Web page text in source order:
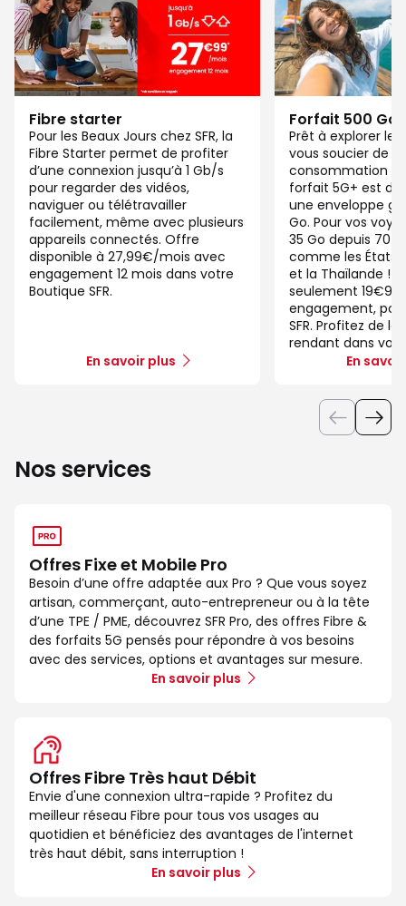
Fibre starter
Pour les Beaux Jours chez SFR, la
Fibre Starter permet de profiter
d’une connexion jusqu’à 1 Gb/s
pour regarder des vidéos,
naviguer ou télétravailler
facilement, même avec plusieurs
appareils connectés. Offre
disponible à 27,99€/mois avec
engagement 12 mois dans votre
Boutique SFR.
En savoir plus
Forfait 500 Go
Prêt à explorer le
vous soucier de
consommation
forfait 5G+ est
une enveloppe
Go. Pour vos
35 Go depuis 70
comme les États-
et la Thaïlande !
seulement
engagement,
SFR. Profitez de
rendant dans
En
Nos services
Offres Fixe et Mobile Pro
Besoin d’une offre adaptée aux Pro ? Que vous soyez
artisan, commerçant, auto-entrepreneur ou à la tête
d’une TPE / PME, découvrez SFR Pro, des offres Fibre &
des forfaits 5G pensés pour répondre à vos besoins
avec des services, options et avantages sur mesure.
En savoir plus
Offres Fibre Très haut Débit
Envie d'une connexion ultra-rapide ? Profitez du
meilleur réseau Fibre pour tous vos usages au
quotidien et bénéficiez des avantages de l'internet
très haut débit, sans interruption !
En savoir plus